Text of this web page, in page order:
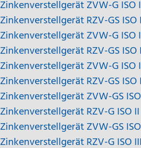
Zinkenverstellgerät ZVW-G ISO
Zinkenverstellgerät RZV-GS ISO
Zinkenverstellgerät ZVW-G ISO
Zinkenverstellgerät RZV-GS ISO
Zinkenverstellgerät ZVW-G ISO
Zinkenverstellgerät RZV-GS ISO
Zinkenverstellgerät ZVW-GS
Zinkenverstellgerät RZV-G ISO II
Zinkenverstellgerät ZVW-GS
Zinkenverstellgerät RZV-G ISO III